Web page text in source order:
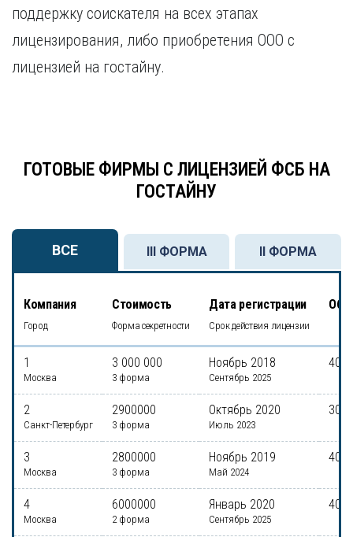
поддержку соискателя на всех этапах
лицензирования, либо приобретения ООО с
лицензией на гостайну.
ГОТОВЫЕ ФИРМЫ С ЛИЦЕНЗИЕЙ ФСБ НА
ГОСТАЙНУ
ВСЕ II ФОРМА
III ФОРМА
Компания
Город
Стоимость
Форма секретности
Дата регистрации
Срок действия лицензии
1
Москва
3 000 000
3 форма
Ноябрь 2018
Сентябрь 2025
40
2
Санкт-Петербург
2900000
3 форма
Октябрь 2020
Июль 2023
30
3
Москва
2800000
3 форма
Ноябрь 2019
Май 2024
40
4
Москва
6000000
2 форма
Январь 2020
Сентябрь 2025
40